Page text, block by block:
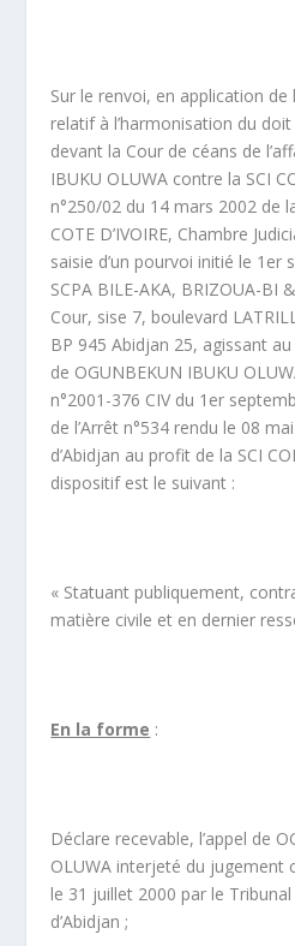
Sur le renvoi, en application de
relatif à l’harmonisation du
devant la Cour de céans de
IBUKU OLUWA contre la SCI
n°250/02 du 14 mars 2002 de
COTE D’IVOIRE, Chambre
saisie d’un pourvoi initié le 1 er
SCPA BILE-AKA, BRIZOUA-BI
Cour, sise 7, boulevard
BP 945 Abidjan 25, agissant
de OGUNBEKUN IBUKU
n°2001-376 CIV du 1 er
de l’Arrêt n°534 rendu le 08
d’Abidjan au profit de la SCI
dispositif est le suivant :
« Statuant publiquement,
matière civile et en dernier
En la forme :
Déclare recevable, l’appel de
OLUWA interjeté du jugement
le 31 juillet 2000 par le
d’Abidjan ;